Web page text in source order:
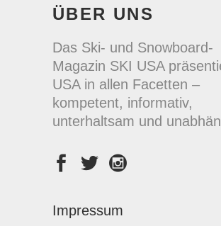
ÜBER UNS
Das Ski- und Snowboard-
Magazin SKI USA
USA in allen Facetten –
kompetent, informativ,
unterhaltsam und
Impressum